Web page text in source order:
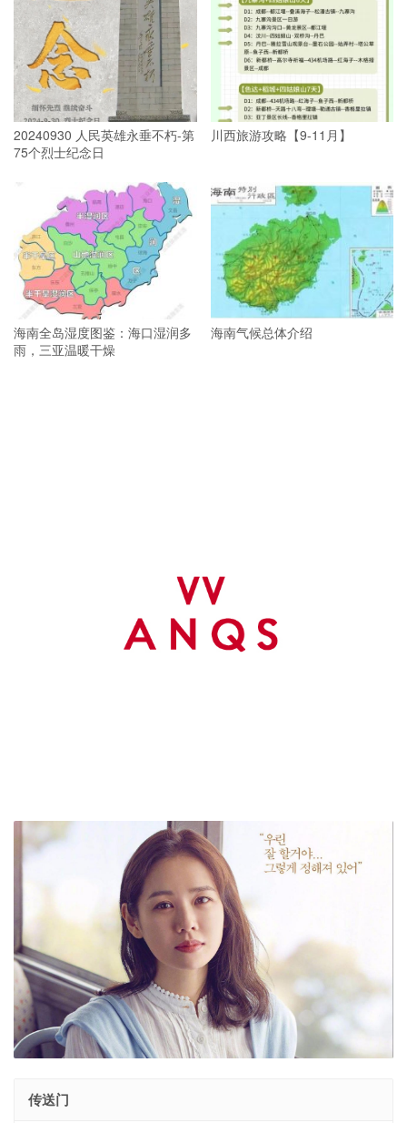
20240930 人民英雄永垂不朽-第
75个烈士纪念日
川西旅游攻略【9-11月】
海南全岛湿度图鉴：海口湿润多
雨，三亚温暖干燥
海南气候总体介绍
传送门